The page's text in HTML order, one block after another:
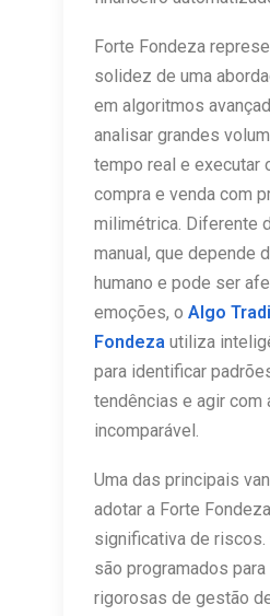
Forte Fondeza
solidez de uma
em algoritmos
analisar grandes
tempo real e executar
compra e venda com
milimétrica. Diferente
manual, que depende
humano e pode ser
emoções, o Algo
Fondeza utiliza
para identificar
tendências e agir com
incomparável.
Uma das principais
adotar a Forte
significativa de
são programados
rigorosas de gestão